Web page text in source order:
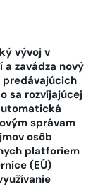
vývoj v
zavádza nový
sa rozvíjajúcej
správam
osôb
platforiem
(EÚ)